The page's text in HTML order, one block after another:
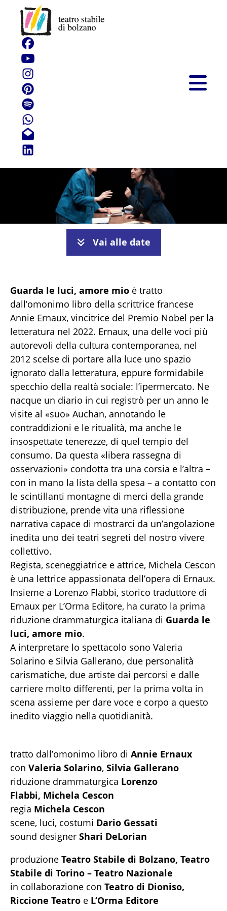
Guarda le luci, amore
mio
Vai alle date
Guarda le luci, amore mio è tratto
dall’omonimo libro della scrittrice francese
Annie Ernaux, vincitrice del Premio Nobel per la
letteratura nel 2022. Ernaux, una delle voci più
autorevoli della cultura contemporanea, nel
2012 scelse di portare alla luce uno spazio
ignorato dalla letteratura, eppure formidabile
specchio della realtà sociale: l’ipermercato. Ne
nacque un diario in cui registrò per un anno le
visite al «suo» Auchan, annotando le
contraddizioni e le ritualità, ma anche le
insospettate tenerezze, di quel tempio del
consumo. Da questa «libera rassegna di
osservazioni» condotta tra una corsia e l’altra –
con in mano la lista della spesa – a contatto con
le scintillanti montagne di merci della grande
distribuzione, prende vita una riflessione
narrativa capace di mostrarci da un’angolazione
inedita uno dei teatri segreti del nostro vivere
collettivo.
Regista, sceneggiatrice e attrice, Michela Cescon
è una lettrice appassionata dell’opera di Ernaux.
Insieme a Lorenzo Flabbi, storico traduttore di
Ernaux per L’Orma Editore, ha curato la prima
riduzione drammaturgica italiana di Guarda le
luci, amore mio.
A interpretare lo spettacolo sono Valeria
Solarino e Silvia Gallerano, due personalità
carismatiche, due artiste dai percorsi e dalle
carriere molto differenti, per la prima volta in
scena assieme per dare voce e corpo a questo
inedito viaggio nella quotidianità.
tratto dall’omonimo libro di Annie Ernaux
con Valeria Solarino, Silvia Gallerano
riduzione drammaturgica Lorenzo
Flabbi, Michela Cescon
regia Michela Cescon
scene, luci, costumi Dario Gessati
sound designer Shari DeLorian
produzione Teatro Stabile di Bolzano, Teatro
Stabile di Torino – Teatro Nazionale
in collaborazione con Teatro di Dioniso,
Riccione Teatro e L’Orma Editore